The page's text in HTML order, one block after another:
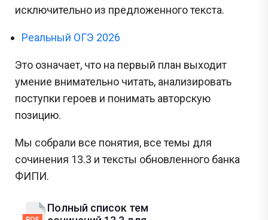
исключительно из предложенного текста.
Реальный ОГЭ 2026
Это означает, что на первый план выходит
умение внимательно читать, анализировать
поступки героев и понимать авторскую
позицию.
Мы собрали все понятия, все темы для
сочинения 13.3 и тексты обновленного банка
ФИПИ.
Полный список тем